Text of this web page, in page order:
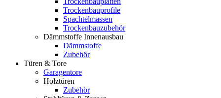
Trockenbauprofile
Spachtelmassen
Trockenbauzubehör
Dämmstoffe Innenausbau
Dämmstoffe
Zubehör
Türen & Tore
Garagentore
Holztüren
Zubehör